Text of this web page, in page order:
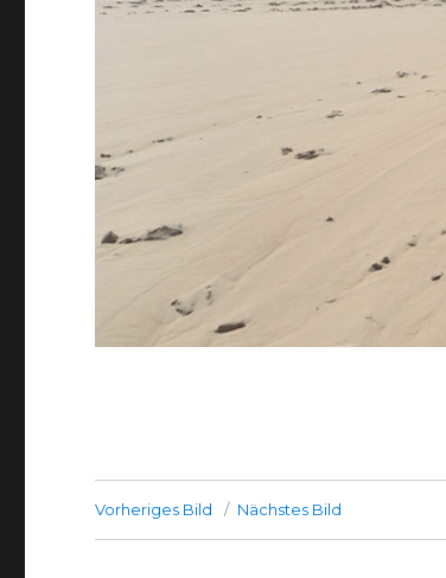
Vorheriges Bild Nächstes Bild